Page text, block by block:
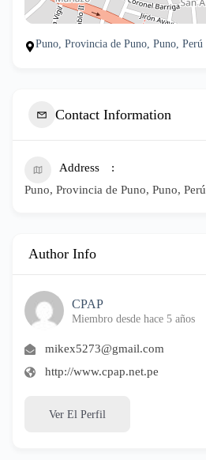
Puno, Provincia de Puno, Puno, Perú
Contact Information
Address
Puno, Provincia de Puno, Puno, Perú
Author Info
CPAP
Miembro desde hace 5 años
mikex5273@gmail.com
http://www.cpap.net.pe
Ver El Perfil